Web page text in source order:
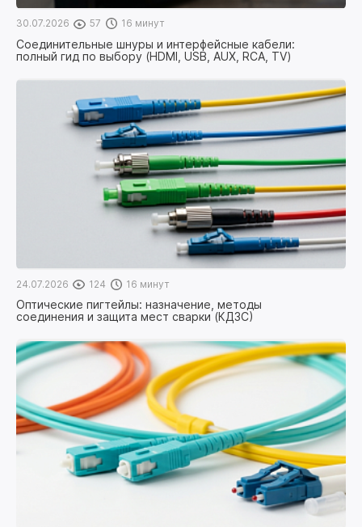
30.07.2026 57 16 минут
Соединительные шнуры и интерфейсные кабели:
полный гид по выбору (HDMI, USB, AUX, RCA, TV)
24.07.2026 124 16 минут
Оптические пигтейлы: назначение, методы
соединения и защита мест сварки (КДЗС)